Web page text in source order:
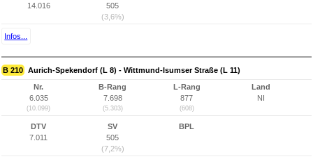
14.016
505
(3,6%)
Infos...
B 210 Aurich-Spekendorf (L 8) - Wittmund-Isumser Straße (L 11)
Nr.
6.035
(10.099)
B-Rang
7.698
(5.303)
L-Rang
877
(608)
Land
NI
DTV
7.011
SV
505
(7,2%)
BPL